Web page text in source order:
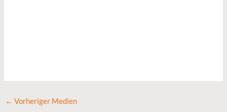
← Vorheriger Medien